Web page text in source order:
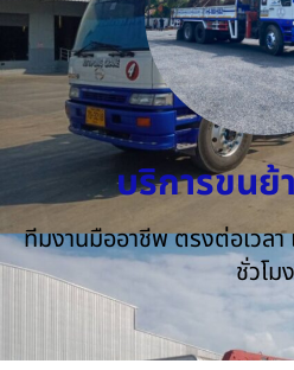
บริการขนย้
ทีมงานมืออาชีพ ตรงต่อเวล
ชั่วโมง